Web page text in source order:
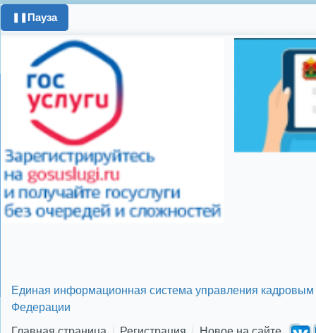
день города
цифровое
Показать все теги
Пауза
Единая информационная система управления кадровым
Федерации